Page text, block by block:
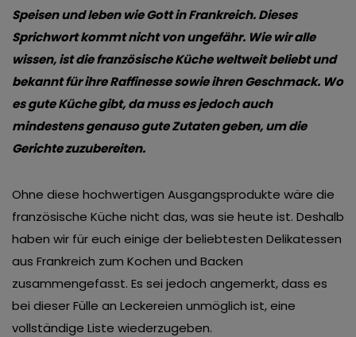
Speisen und leben wie Gott in Frankreich. Dieses
Sprichwort kommt nicht von ungefähr. Wie wir alle
wissen, ist die französische Küche weltweit beliebt und
bekannt für ihre Raffinesse sowie ihren Geschmack. Wo
es gute Küche gibt, da muss es jedoch auch
mindestens genauso gute Zutaten geben, um die
Gerichte zuzubereiten.
Ohne diese hochwertigen Ausgangsprodukte wäre die
französische Küche nicht das, was sie heute ist. Deshalb
haben wir für euch einige der beliebtesten Delikatessen
aus Frankreich zum Kochen und Backen
zusammengefasst. Es sei jedoch angemerkt, dass es
bei dieser Fülle an Leckereien unmöglich ist, eine
vollständige Liste wiederzugeben.